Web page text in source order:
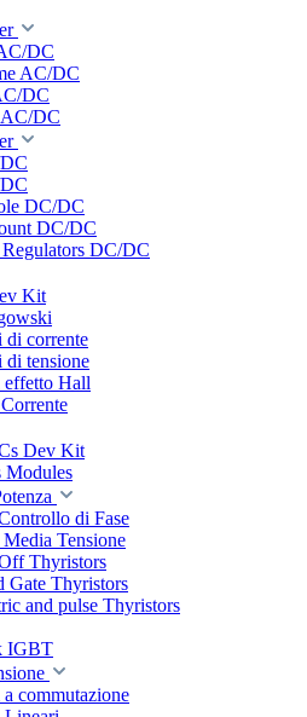
DC
AC/DC
DC
DC
DC/DC
DC/DC
DC/DC
Kit
di corrente
di tensione
effetto Hall
Dev Kit
Modules
di Fase
Tensione
Thyristors
Gate Thyristors
and pulse Thyristors
IGBT
commutazione